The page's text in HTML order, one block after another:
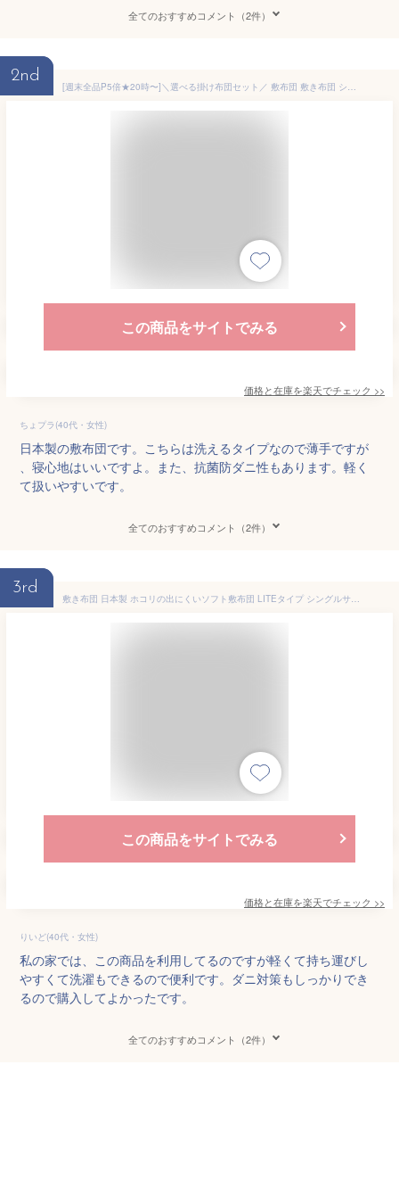
全てのおすすめコメント（2件）
2nd
[週末全品P5倍★20時〜]＼選べる掛け布団セット／ 敷布団 敷き布団 シングル 洗える 綿 シングルロング サイズ 敷きふとん 抗菌防臭 防ダニ 洗える敷布団 無地 軽量 軽い シンプル 抗菌 防臭 3つ折り 折りたたみ 一人暮らし コンパクト セミダブル ダブル
この商品をサイトでみる
価格と在庫を楽天でチェック >>
ちょプラ(40代・女性)
日本製の敷布団です。こちらは洗えるタイプなので薄手ですが
、寝心地はいいですよ。また、抗菌防ダニ性もあります。軽く
て扱いやすいです。
全てのおすすめコメント（2件）
3rd
敷き布団 日本製 ホコリの出にくいソフト敷布団 LITEタイプ シングルサイズ 100×205cm クリーン＆クリーン ライトタイプ 中空ポリエステルわた 洗える 軽量 ふんわり 敷き布団 しき布団 しきふとん
この商品をサイトでみる
価格と在庫を楽天でチェック >>
りいど(40代・女性)
私の家では、この商品を利用してるのですが軽くて持ち運びし
やすくて洗濯もできるので便利です。ダニ対策もしっかりでき
るので購入してよかったです。
全てのおすすめコメント（2件）